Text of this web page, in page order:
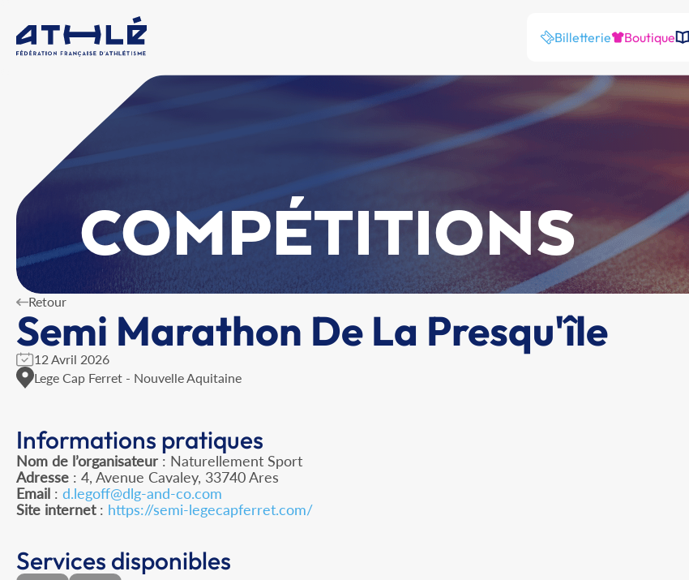
Billetterie Boutique
COMPÉTITIONS
Retour
Semi Marathon De La Presqu'île
12 Avril 2026
Lege Cap Ferret - Nouvelle Aquitaine
Informations pratiques
Nom de l’organisateur : Naturellement Sport
Adresse : 4, Avenue Cavaley, 33740 Ares
Email : d.legoff@dlg-and-co.com
Site internet: https://semi-legecapferret.com/
Services disponibles